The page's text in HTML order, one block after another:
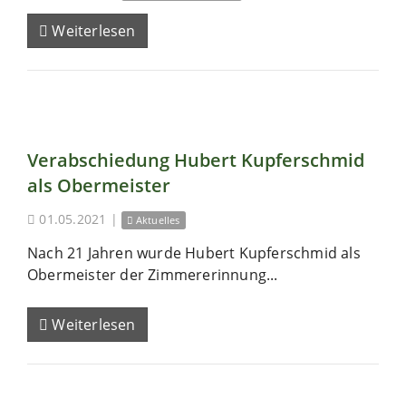
Weiterlesen
Verabschiedung Hubert Kupferschmid
als Obermeister
01.05.2021 | Aktuelles
Nach 21 Jahren wurde Hubert Kupferschmid als
Obermeister der Zimmererinnung...
Weiterlesen